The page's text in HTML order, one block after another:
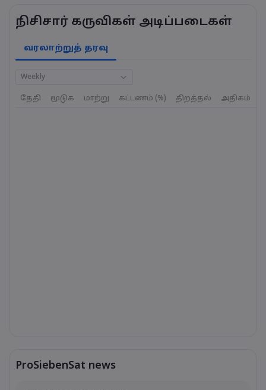
நிசிசார் கருவிகள் அடிப்படைகள்
வரலாற்றுத் தரவு
Weekly
தேதி மூடுக மாற்று கட்டணம் (%) திறத்தல் அதிகம்
ProSiebenSat news